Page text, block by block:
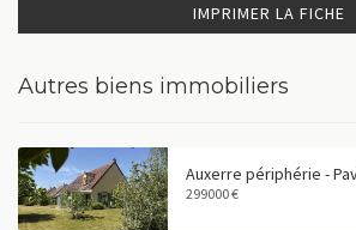
IMPRIMER LA FICHE
Autres biens immobiliers
299000 €